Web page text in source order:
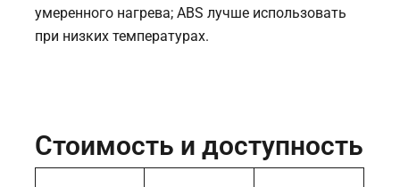
умеренного нагрева; ABS лучше использовать
при низких температурах.
Стоимость и доступность